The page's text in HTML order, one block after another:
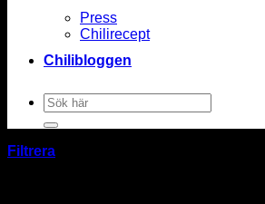
Press
Chilirecept
Chilibloggen
Sök
efter:
Filtrera